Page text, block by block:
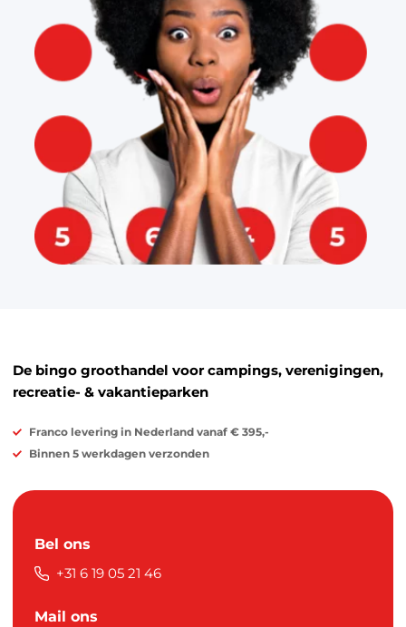
De bingo groothandel voor campings, verenigingen,
recreatie- & vakantieparken
Franco levering in Nederland vanaf € 395,-
Binnen 5 werkdagen verzonden
Bel ons
+31 6 19 05 21 46
Mail ons